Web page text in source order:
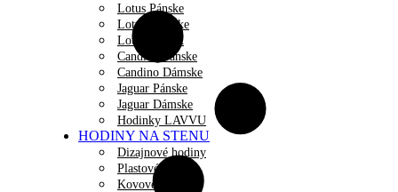
Lotus Pánske
Lotus Dámske
Lotus Unisex
Candino Pánske
Candino Dámske
Jaguar Pánske
Jaguar Dámske
Hodinky LAVVU
HODINY NA STENU
Dizajnové hodiny
Plastové hodiny
Kovové hodiny